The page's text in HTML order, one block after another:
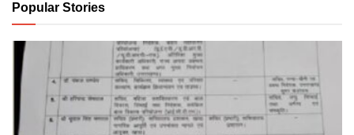
Popular Stories